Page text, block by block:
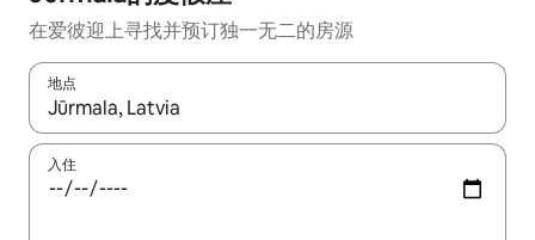
在爱彼迎上寻找并预订独一无二的房源
地点
如有搜索结果，请使用上下方向键查看，或通过点击或滑动手势
入住